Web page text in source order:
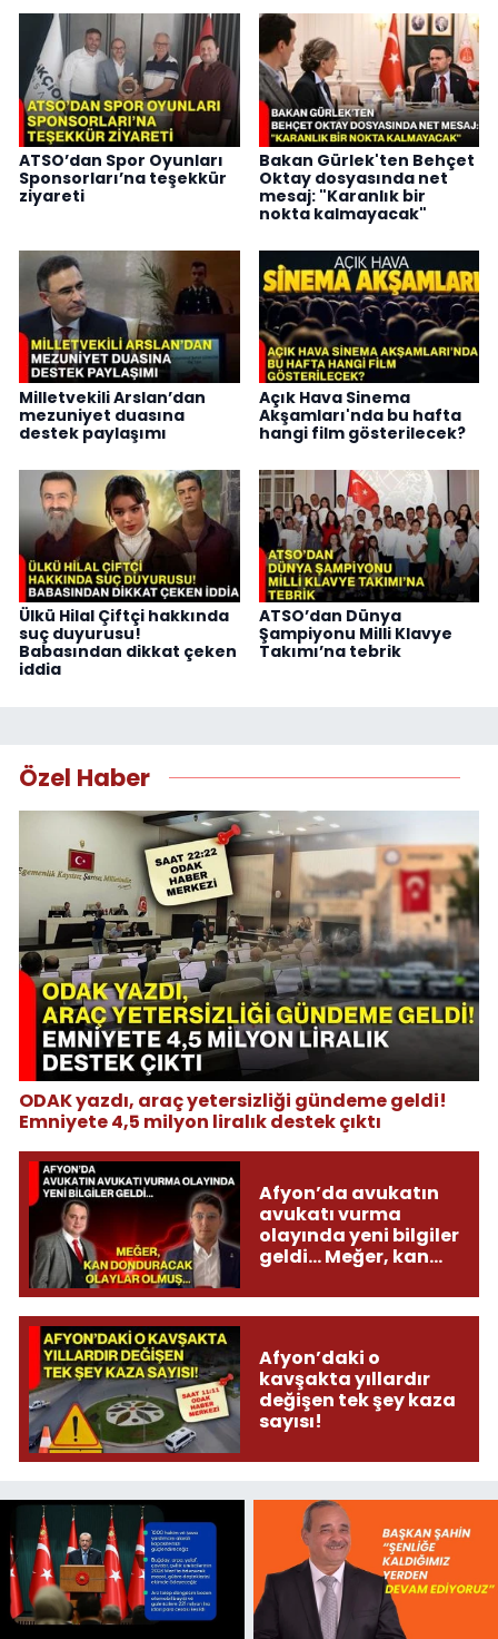
ATSO’dan Spor Oyunları
Sponsorları’na teşekkür
ziyareti
Bakan Gürlek'ten Behçet
Oktay dosyasında net
mesaj: "Karanlık bir
nokta kalmayacak"
Milletvekili Arslan’dan
mezuniyet duasına
destek paylaşımı
Açık Hava Sinema
Akşamları'nda bu hafta
hangi film gösterilecek?
Ülkü Hilal Çiftçi hakkında
suç duyurusu!
Babasından dikkat çeken
iddia
ATSO’dan Dünya
Şampiyonu Milli Klavye
Takımı’na tebrik
Özel Haber
ODAK yazdı, araç yetersizliği gündeme geldi!
Emniyete 4,5 milyon liralık destek çıktı
Afyon’da avukatın
avukatı vurma
olayında yeni bilgiler
geldi... Meğer, kan
olmuş...
Afyon’daki o
kavşakta yıllardır
değişen tek şey kaza
sayısı!